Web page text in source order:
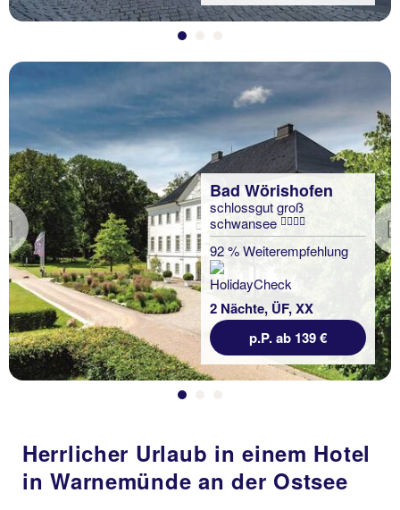
Previous
Bad Wörishofen
schlossgut groß
schwansee
92 % Weiterempfehlung
2 Nächte, ÜF, XX
p.P. ab 139 €
Herrlicher Urlaub in einem Hotel
in Warnemünde an der Ostsee